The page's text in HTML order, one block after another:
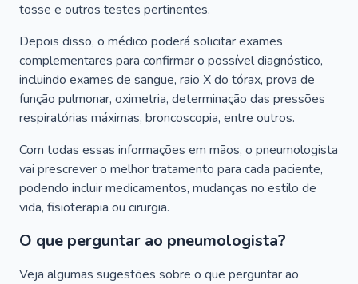
tosse e outros testes pertinentes.
Depois disso, o médico poderá solicitar exames
complementares para confirmar o possível diagnóstico,
incluindo exames de sangue, raio X do tórax, prova de
função pulmonar, oximetria, determinação das pressões
respiratórias máximas, broncoscopia, entre outros.
Com todas essas informações em mãos, o pneumologista
vai prescrever o melhor tratamento para cada paciente,
podendo incluir medicamentos, mudanças no estilo de
vida, fisioterapia ou cirurgia.
O que perguntar ao pneumologista?
Veja algumas sugestões sobre o que perguntar ao